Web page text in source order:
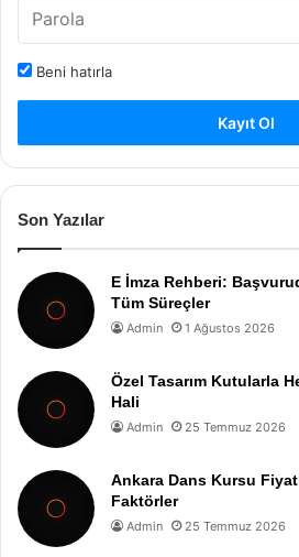
Beni hatırla
Kayıt Ol
Son Yazılar
E İmza Rehberi:
Tüm Süreçler
Admin 1 Ağustos 2026
Özel Tasarım Kutularla
Hali
Admin 25 Temmuz 2026
Ankara Dans Kursu
Faktörler
Admin 25 Temmuz 2026